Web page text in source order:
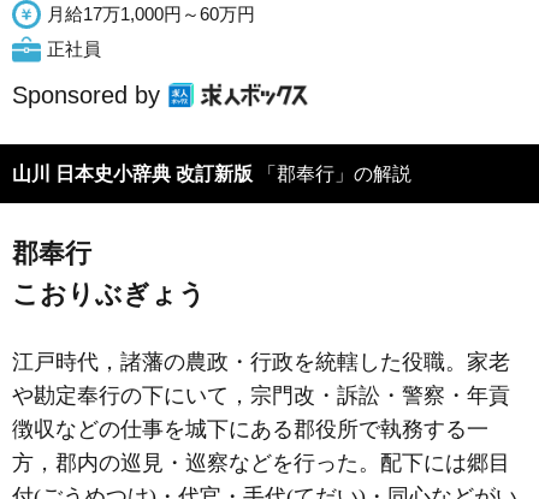
月給17万1,000円～60万円
正社員
Sponsored by
山川 日本史小辞典 改訂新版 「郡奉行」の解説
郡奉行
こおりぶぎょう
江戸時代，諸藩の農政・行政を統轄した役職。家老
や勘定奉行の下にいて，宗門改・訴訟・警察・年貢
徴収などの仕事を城下にある郡役所で執務する一
方，郡内の巡見・巡察などを行った。配下には郷目